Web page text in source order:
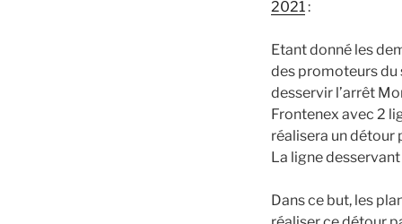
2021:
Etant donné les
des promoteurs du
desservir l’arrêt
Frontenex avec 2
réalisera un détour
La ligne
Dans ce but, les